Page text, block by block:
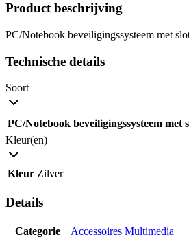
Product beschrijving
PC/Notebook beveiligingssysteem met
Technische details
Soort
PC/Notebook beveiligingssysteem met
Kleur(en)
Kleur Zilver
Details
Categorie
Accessoires Multimedia